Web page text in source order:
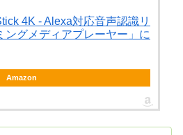
4K - Alexa対応音声認識リ
ングメディアプレーヤー」に
Amazon